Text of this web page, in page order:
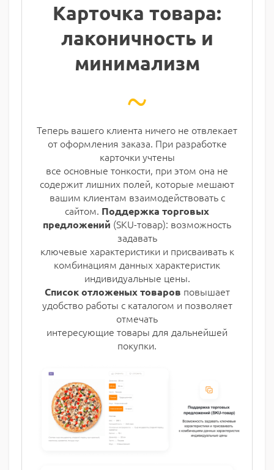
Карточка товара:
лаконичность и
минимализм
~
Теперь вашего клиента ничего не отвлекает
от оформления заказа. При разработке
карточки учтены
все основные тонкости, при этом она не
содержит лишних полей, которые мешают
вашим клиентам взаимодействовать с
сайтом. Поддержка торговых
предложений (SKU-товар): возможность
задавать
ключевые характеристики и присваивать к
комбинациям данных характеристик
индивидуальные цены.
Список отложеных товаров повышает
удобство работы с каталогом и позволяет
отмечать
интересующие товары для дальнейшей
покупки.